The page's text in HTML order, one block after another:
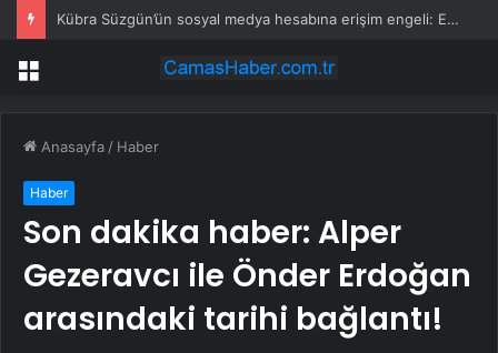
Kübra Süzgün’ün sosyal medya hesabına erişim engeli: Erdoğan’dan yardım istedi
Menü
Anasayfa / Haber
Haber
Son dakika haber: Alper
Gezeravcı ile Önder Erdoğan
arasındaki tarihi bağlantı!